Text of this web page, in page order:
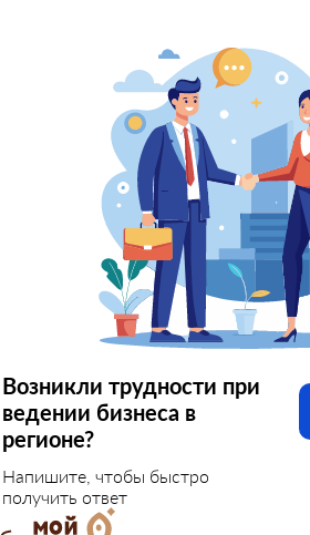
Возникли трудности при
ведении бизнеса в
регионе?
Напишите, чтобы быстро
получить ответ